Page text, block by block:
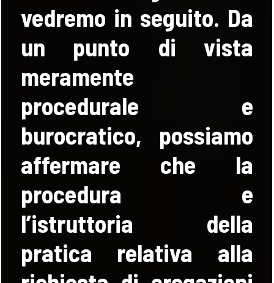
vedremo in seguito. Da
un punto di vista
meramente
procedurale e
burocratico, possiamo
affermare che la
procedura e
l’istruttoria della
pratica relativa alla
FOLLOW